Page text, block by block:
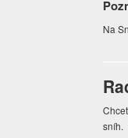
Na
sníh.